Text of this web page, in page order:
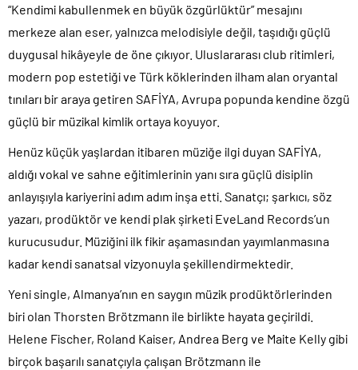
“Kendimi kabullenmek en büyük özgürlüktür” mesajını
merkeze alan eser, yalnızca melodisiyle değil, taşıdığı güçlü
duygusal hikâyeyle de öne çıkıyor. Uluslararası club ritimleri,
modern pop estetiği ve Türk köklerinden ilham alan oryantal
tınıları bir araya getiren SAFİYA, Avrupa popunda kendine özgü
güçlü bir müzikal kimlik ortaya koyuyor.
Henüz küçük yaşlardan itibaren müziğe ilgi duyan SAFİYA,
aldığı vokal ve sahne eğitimlerinin yanı sıra güçlü disiplin
anlayışıyla kariyerini adım adım inşa etti. Sanatçı; şarkıcı, söz
yazarı, prodüktör ve kendi plak şirketi EveLand Records’un
kurucusudur. Müziğini ilk fikir aşamasından yayımlanmasına
kadar kendi sanatsal vizyonuyla şekillendirmektedir.
Yeni single, Almanya’nın en saygın müzik prodüktörlerinden
biri olan Thorsten Brötzmann ile birlikte hayata geçirildi.
Helene Fischer, Roland Kaiser, Andrea Berg ve Maite Kelly gibi
birçok başarılı sanatçıyla çalışan Brötzmann ile